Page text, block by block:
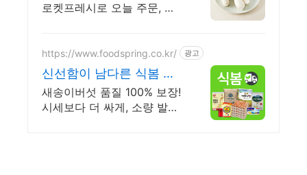
로켓프레시로 오늘 주문, 내
지는 프리미엄 새송이.
https://www.foodspring.co.kr/ 광고
신선함이 남다른 식봄 채
소 사업자 전용 특가
새송이버섯 품질 100% 보장!
시세보다 더 싸게, 소량 발주